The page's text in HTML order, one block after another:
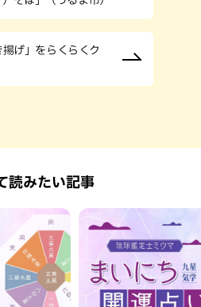
揚げ」をらくらくク
読みたい記事